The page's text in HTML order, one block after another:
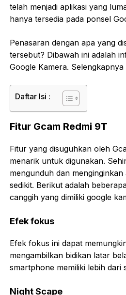
telah menjadi aplikasi yang
hanya tersedia pada ponsel
Penasaran dengan apa yang
tersebut? Dibawah ini adalah
Google Kamera.
Daftar Isi :
Fitur Gcam Redmi 9T
Fitur yang disuguhkan oleh
menarik untuk digunakan.
mengunduh dan
sedikit. Berikut adalah
canggih yang dimiliki google
Efek fokus
Efek fokus ini dapat
mengambilkan bidikan latar
smartphone memiliki lebih dari
Night Scape